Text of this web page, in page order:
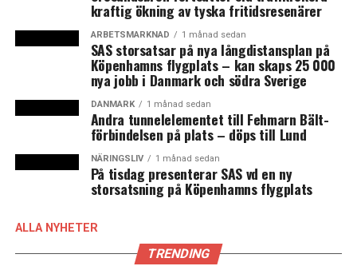
kraftig ökning av tyska fritidsresenärer
ARBETSMARKNAD 1 månad sedan
SAS storsatsar på nya långdistansplan på
Köpenhamns flygplats – kan skaps 25 000
nya jobb i Danmark och södra Sverige
DANMARK 1 månad sedan
Andra tunnelelementet till Fehmarn Bält-
förbindelsen på plats – döps till Lund
NÄRINGSLIV 1 månad sedan
På tisdag presenterar SAS vd en ny
storsatsning på Köpenhamns flygplats
ALLA NYHETER
TRENDING